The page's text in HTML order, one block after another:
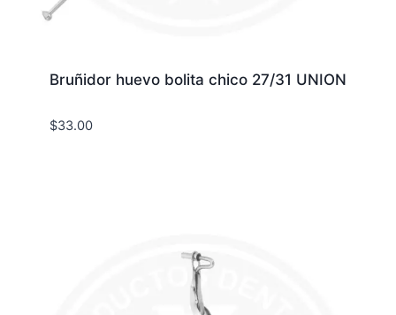
Bruñidor huevo bolita chico 27/31 UNION
$33.00